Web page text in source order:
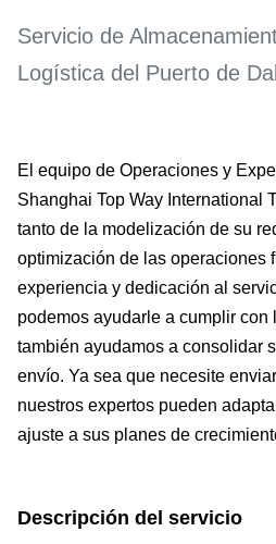
Servicio de
Logística del Puerto de
El equipo de Operaciones y
Shanghai Top Way International
tanto de la modelización de su
optimización de las operaciones
experiencia y dedicación al
podemos ayudarle a cumplir con
también ayudamos a consolidar
envío. Ya sea que necesite
nuestros expertos pueden
ajuste a sus planes de
Descripción del servicio